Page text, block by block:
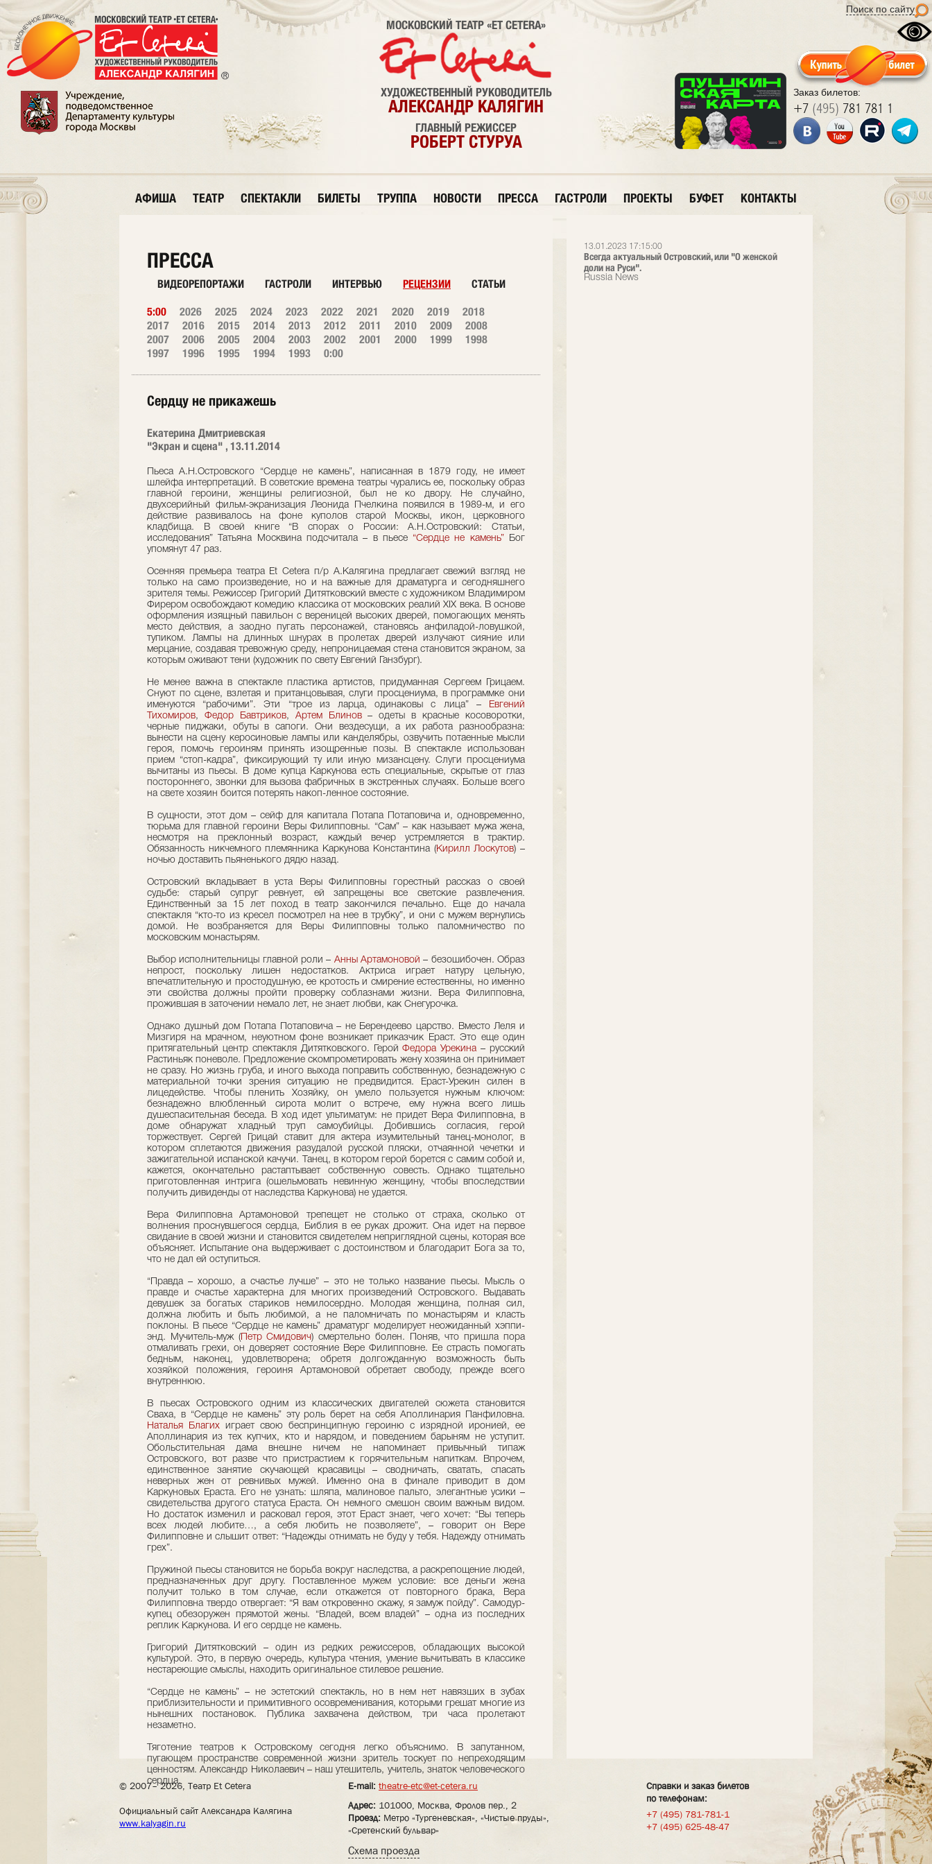
Поиск по сайту
Заказ билетов:
+7 (495) 781 781 1
МОСКОВСКИЙ ТЕАТР «ET CETERA»
ХУДОЖЕСТВЕННЫЙ РУКОВОДИТЕЛЬ
АЛЕКСАНДР КАЛЯГИН
ГЛАВНЫЙ РЕЖИССЕР
РОБЕРТ СТУРУА
АФИША ТЕАТР СПЕКТАКЛИ БИЛЕТЫ ТРУППА НОВОСТИ ПРЕССА ГАСТРОЛИ ПРОЕКТЫ БУФЕТ КОНТАКТЫ
13.01.2023 17:15:00
Всегда актуальный Островский, или "О женской
доли на Руси".
Russia News
ПРЕССА
ВИДЕОРЕПОРТАЖИ ГАСТРОЛИ ИНТЕРВЬЮ РЕЦЕНЗИИ СТАТЬИ
5:00 2026 2025 2024 2023 2022 2021 2020 2019
2018
2017
2016 2015 2014 2013 2012 2011 2010 2009
2008
2007
2006 2005 2004 2003 2002 2001 2000 1999
1998
1997
1996 1995 1994 1993 0:00
Сердцу не прикажешь
Екатерина Дмитриевская
"Экран и сцена" , 13.11.2014
Пьеса А.Н.Островского “Сердце не камень”, написанная в 1879 году, не имеет
шлейфа интерпретаций. В советские времена театры чурались ее, поскольку образ
главной героини, женщины религиозной, был не ко двору. Не случайно,
двухсерийный фильм-экранизация Леонида Пчелкина появился в 1989-м, и его
действие развивалось на фоне куполов старой Москвы, икон, церковного
кладбища. В своей книге “В спорах о России: А.Н.Островский: Статьи,
исследования” Татьяна Москвина подсчитала – в пьесе “Сердце не камень”Бог
упомянут 47 раз.
Осенняя премьера театра Et Cetera п/р А.Калягина предлагает свежий взгляд не
только на само произведение, но и на важные для драматурга и сегодняшнего
зрителя темы. Режиссер Григорий Дитятковский вместе с художником Владимиром
Фирером освобождают комедию классика от московских реалий XIX века. В основе
оформления изящный павильон с вереницей высоких дверей, помогающих менять
место действия, а заодно пугать персонажей, становясь анфиладой-ловушкой,
тупиком. Лампы на длинных шнурах в пролетах дверей излучают сияние или
мерцание, создавая тревожную среду, непроницаемая стена становится экраном, за
которым оживают тени (художник по свету Евгений Ганзбург).
Не менее важна в спектакле пластика артистов, придуманная Сергеем Грицаем.
Снуют по сцене, взлетая и пританцовывая, слуги просцениума, в программке они
именуются “рабочими”. Эти “трое из ларца, одинаковы с лица” –
Евгений
Тихомиров, Федор Бавтриков, Артем Блинов– одеты в красные косоворотки,
черные пиджаки, обуты в сапоги. Они вездесущи, а их работа разнообразна:
вынести на сцену керосиновые лампы или канделябры, озвучить потаенные мысли
героя, помочь героиням принять изощренные позы. В спектакле использован
прием “стоп-кадра”, фиксирующий ту или иную мизансцену. Слуги просцениума
вычитаны из пьесы. В доме купца Каркунова есть специальные, скрытые от глаз
постороннего, звонки для вызова фабричных в экстренных случаях. Больше всего
на свете хозяин боится потерять накоп-ленное состояние.
В сущности, этот дом – сейф для капитала Потапа Потаповича и, одновременно,
тюрьма для главной героини Веры Филипповны. “Сам” – как называет мужа жена,
несмотря на преклонный возраст, каждый вечер устремляется в трактир.
Обязанность никчемного племянника Каркунова Константина (Кирилл Лоскутов) –
ночью доставить пьяненького дядю назад.
Островский вкладывает в уста Веры Филипповны горестный рассказ о своей
судьбе: старый супруг ревнует, ей запрещены все светские развлечения.
Единственный за 15 лет поход в театр закончился печально. Еще до начала
спектакля “кто-то из кресел посмотрел на нее в трубку”, и они с мужем вернулись
домой. Не возбраняется для Веры Филипповны только паломничество по
московским монастырям.
Выбор исполнительницы главной роли – Анны Артамоновой – безошибочен. Образ
непрост, поскольку лишен недостатков. Актриса играет натуру цельную,
впечатлительную и простодушную, ее кротость и смирение естественны, но именно
эти свойства должны пройти проверку соблазнами жизни. Вера Филипповна,
прожившая в заточении немало лет, не знает любви, как Снегурочка.
Однако душный дом Потапа Потаповича – не Берендеево царство. Вместо Леля и
Мизгиря на мрачном, неуютном фоне возникает приказчик Ераст. Это еще один
притягательный центр спектакля Дитятковского. ГеройФедора Урекина– русский
Растиньяк поневоле. Предложение скомпрометировать жену хозяина он принимает
не сразу. Но жизнь груба, и иного выхода поправить собственную, безнадежную с
материальной точки зрения ситуацию не предвидится. Ераст-Урекин силен в
лицедействе. Чтобы пленить Хозяйку, он умело пользуется нужным ключом:
безнадежно влюбленный сирота молит о встрече, ему нужна всего лишь
душеспасительная беседа. В ход идет ультиматум: не придет Вера Филипповна, в
доме обнаружат хладный труп самоубийцы. Добившись согласия, герой
торжествует. Сергей Грицай ставит для актера изумительный танец-монолог, в
котором сплетаются движения разудалой русской пляски, отчаянной чечетки и
зажигательной испанской качучи. Танец, в котором герой борется с самим собой и,
кажется, окончательно растаптывает собственную совесть. Однако тщательно
приготовленная интрига (ошельмовать невинную женщину, чтобы впоследствии
получить дивиденды от наследства Каркунова) не удается.
Вера Филипповна Артамоновой трепещет не столько от страха, сколько от
волнения проснувшегося сердца, Библия в ее руках дрожит. Она идет на первое
свидание в своей жизни и становится свидетелем неприглядной сцены, которая все
объясняет. Испытание она выдерживает с достоинством и благодарит Бога за то,
что не дал ей оступиться.
“Правда – хорошо, а счастье лучше” – это не только название пьесы. Мысль о
правде и счастье характерна для многих произведений Островского. Выдавать
девушек за богатых стариков немилосердно. Молодая женщина, полная сил,
должна любить и быть любимой, а не паломничать по монастырям и класть
поклоны. В пьесе “Сердце не камень” драматург моделирует неожиданный хэппи-
энд. Мучитель-муж (Петр Смидович) смертельно болен. Поняв, что пришла пора
отмаливать грехи, он доверяет состояние Вере Филипповне. Ее страсть помогать
бедным, наконец, удовлетворена; обретя долгожданную возможность быть
хозяйкой положения, героиня Артамоновой обретает свободу, прежде всего
внутреннюю.
В пьесах Островского одним из классических двигателей сюжета становится
Сваха, в “Сердце не камень” эту роль берет на себя Аполлинария Панфиловна.
Наталья Благих играет свою беспринципную героиню с изрядной иронией, ее
Аполлинария из тех купчих, кто и нарядом, и поведением барыням не уступит.
Обольстительная дама внешне ничем не напоминает привычный типаж
Островского, вот разве что пристрастием к горячительным напиткам. Впрочем,
единственное занятие скучающей красавицы – сводничать, сватать, спасать
неверных жен от ревнивых мужей. Именно она в финале приводит в дом
Каркуновых Ераста. Его не узнать: шляпа, малиновое пальто, элегантные усики –
свидетельства другого статуса Ераста. Он немного смешон своим важным видом.
Но достаток изменил и расковал героя, этот Ераст знает, чего хочет: “Вы теперь
всех людей любите…, а себя любить не позволяете”, – говорит он Вере
Филипповне и слышит ответ: “Надежды отнимать не буду у тебя. Надежду отнимать
грех”.
Пружиной пьесы становится не борьба вокруг наследства, а раскрепощение людей,
предназначенных друг другу. Поставленное мужем условие: все деньги жена
получит только в том случае, если откажется от повторного брака, Вера
Филипповна твердо отвергает: “Я вам откровенно скажу, я замуж пойду”. Самодур-
купец обезоружен прямотой жены. “Владей, всем владей” – одна из последних
реплик Каркунова. И его сердце не камень.
Григорий Дитятковский – один из редких режиссеров, обладающих высокой
культурой. Это, в первую очередь, культура чтения, умение вычитывать в классике
нестареющие смыслы, находить оригинальное стилевое решение.
“Сердце не камень” – не эстетский спектакль, но в нем нет навязших в зубах
приблизительности и примитивного осовременивания, которыми грешат многие из
нынешних постановок. Публика захвачена действом, три часа пролетают
незаметно.
Тяготение театров к Островскому сегодня легко объяснимо. В запутанном,
пугающем пространстве современной жизни зритель тоскует по непреходящим
ценностям. Александр Николаевич – наш утешитель, учитель, знаток человеческого
сердца.
© 2007– 2026, Театр Et Cetera
Официальный сайт Александра Калягина
www.kalyagin.ru
E-mail: theatre-etc@et-cetera.ru
Адрес: 101000, Москва, Фролов пер., 2
Проезд: Метро «Тургеневская», «Чистые пруды»,
«Сретенский бульвар»
Схема проезда
Справки и заказ билетов
по телефонам:
+7 (495) 781-781-1
+7 (495) 625-48-47